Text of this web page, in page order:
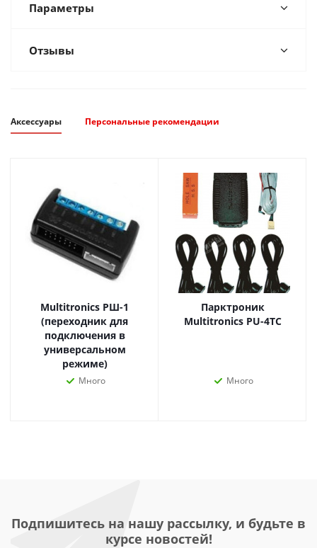
Параметры
Отзывы
Аксессуары Персональные рекомендации
Multitronics РШ-1
(переходник для
подключения в
универсальном
режиме)
Много
Парктроник
Multitronics PU-4TC
Много
Подпишитесь на нашу рассылку, и будьте в
курсе новостей!